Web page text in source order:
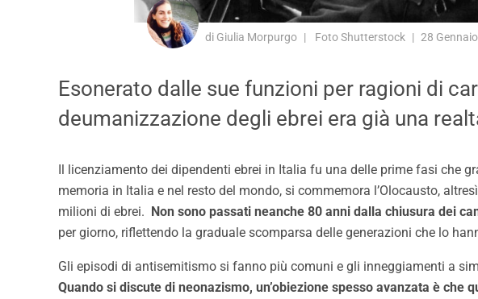
di Giulia Morpurgo Foto Shutterstock 28
Esonerato dalle sue funzioni per ragioni di
deumanizzazione degli ebrei era già una
Il licenziamento dei dipendenti ebrei in Italia fu una delle prime fasi che
memoria in Italia e nel resto del mondo, si commemora l’Olocausto,
milioni di ebrei. Non sono passati neanche 80 anni dalla chiusura dei
per giorno, riflettendo la graduale scomparsa delle generazioni che lo
Gli episodi di antisemitismo si fanno più comuni e gli inneggiamenti a
Quando si discute di neonazismo, un’obiezione spesso avanzata è